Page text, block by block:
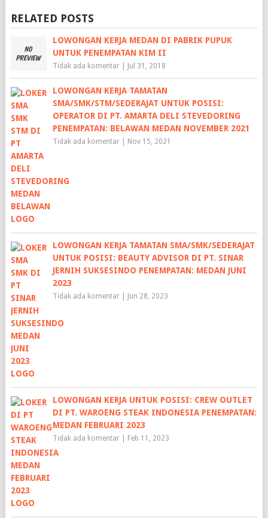
RELATED POSTS
LOWONGAN KERJA MEDAN DI PABRIK PUPUK
UNTUK PENEMPATAN KIM II
Tidak ada komentar| Jul 31, 2018
LOWONGAN KERJA TAMATAN
SMA/SMK/STM/SEDERAJAT UNTUK POSISI:
OPERATOR DI PT. AMARTA DELI STEVEDORING
PENEMPATAN: BELAWAN MEDAN NOVEMBER 2021
Tidak ada komentar| Nov 15, 2021
LOWONGAN KERJA TAMATAN SMA/SMK/SEDERAJAT
UNTUK POSISI: BEAUTY ADVISOR DI PT. SINAR
JERNIH SUKSESINDO PENEMPATAN: MEDAN JUNI
2023
Tidak ada komentar| Jun 28, 2023
LOWONGAN KERJA UNTUK POSISI: CREW OUTLET
DI PT. WAROENG STEAK INDONESIA PENEMPATAN:
MEDAN FEBRUARI 2023
Tidak ada komentar| Feb 11, 2023